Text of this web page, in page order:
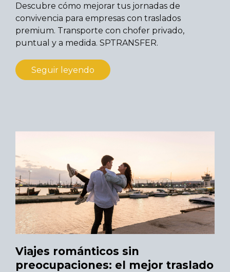
Descubre cómo mejorar tus jornadas de
convivencia para empresas con traslados
premium. Transporte con chofer privado,
puntual y a medida. SPTRANSFER.
Seguir leyendo
Viajes románticos sin
preocupaciones: el mejor traslado